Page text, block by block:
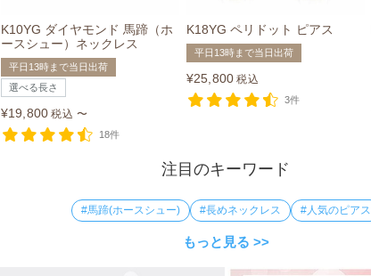
K10YG ダイヤモンド 馬蹄（ホ
ースシュー）ネックレス
平日13時まで当日出荷
選べる長さ
¥19,800 税込 〜
18件
K18YG ペリドット ピアス
平日13時まで当日出荷
¥25,800 税込
3件
注目のキーワード
#馬蹄(ホースシュー) #長めネックレス #人気のピアス
もっと見る >>